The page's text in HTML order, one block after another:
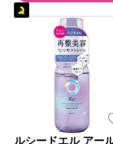
ルシードエル アー